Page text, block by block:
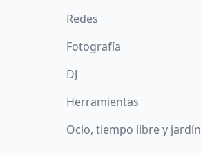
Redes
Fotografía
DJ
Herramientas
Ocio, tiempo libre y jardín